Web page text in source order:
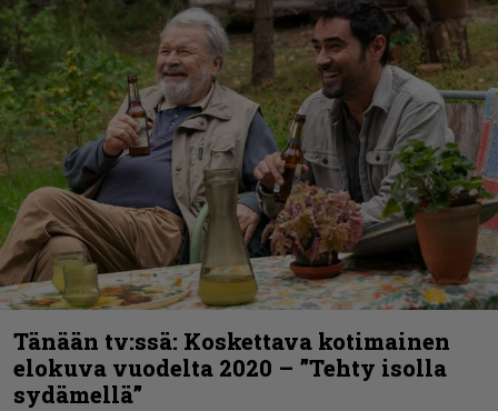
Tänään tv:ssä: Koskettava kotimainen
elokuva vuodelta 2020 – ”Tehty isolla
sydämellä”